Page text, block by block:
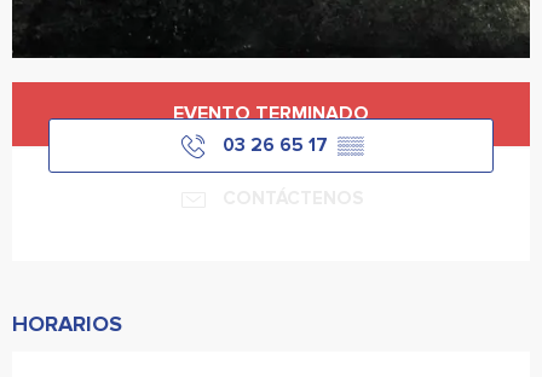
EVENTO TERMINADO
03 26 65 17 ▒▒
HORARIOS